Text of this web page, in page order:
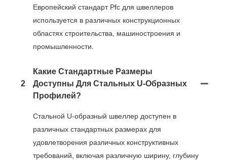
Европейский стандарт Pfc для швеллеров
используется в различных конструкционных
областях строительства, машиностроения и
промышленности.
2
Какие Стандартные Размеры
Доступны Для Стальных U-Образных
Профилей?
Стальной U-образный швеллер доступен в
различных стандартных размерах для
удовлетворения различных конструктивных
требований, включая различную ширину, глубину